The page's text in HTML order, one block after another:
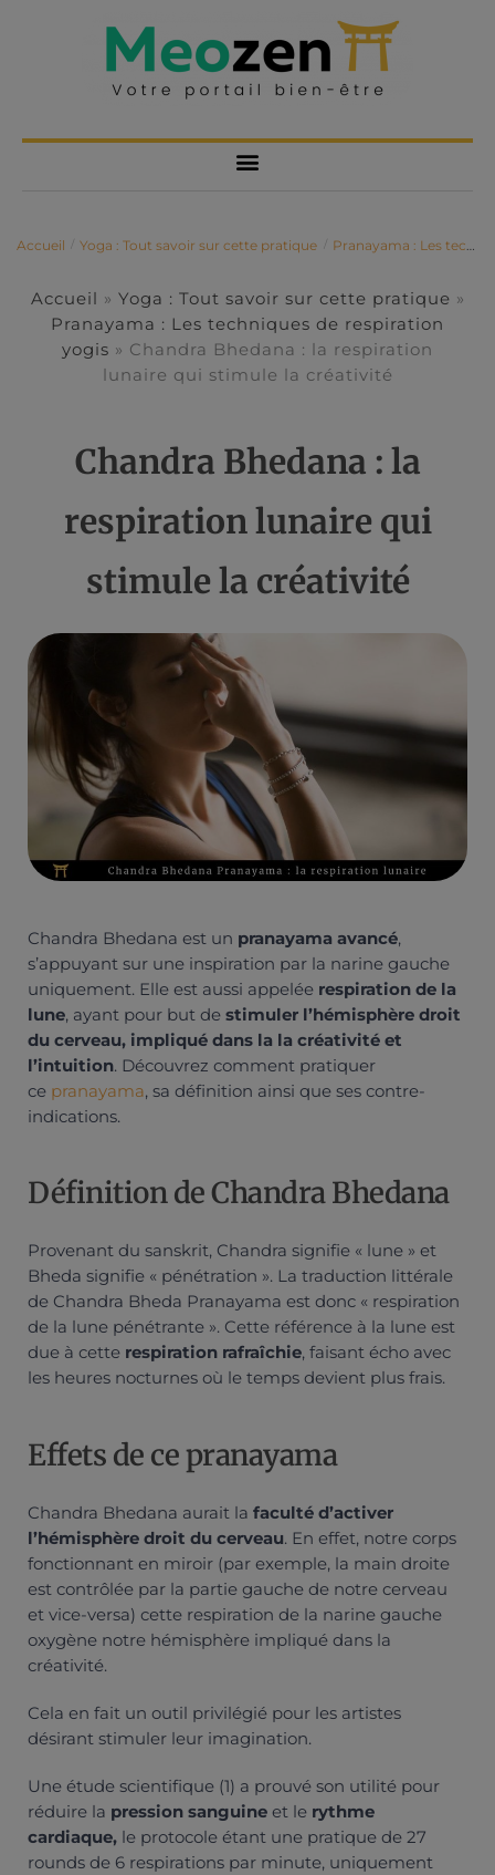
Accueil Yoga : Tout savoir sur cette pratique Pranayama : Les techniques de respiration yogis
Accueil » Yoga : Tout savoir sur cette pratique »
Pranayama : Les techniques de respiration
yogis » Chandra Bhedana : la respiration
lunaire qui stimule la créativité
Chandra Bhedana : la
respiration lunaire qui
stimule la créativité
Chandra Bhedana est un pranayama avancé,
s’appuyant sur une inspiration par la narine gauche
uniquement. Elle est aussi appelée respiration de la
lune, ayant pour but de stimuler l’hémisphère droit
du cerveau, impliqué dans la la créativité et
l’intuition. Découvrez comment pratiquer
ce pranayama, sa définition ainsi que ses contre-
indications.
Définition de Chandra Bhedana
Provenant du sanskrit, Chandra signifie « lune » et
Bheda signifie « pénétration ». La traduction littérale
de Chandra Bheda Pranayama est donc « respiration
de la lune pénétrante ». Cette référence à la lune est
due à cette respiration rafraîchie, faisant écho avec
les heures nocturnes où le temps devient plus frais.
Effets de ce pranayama
Chandra Bhedana aurait la faculté d’activer
l’hémisphère droit du cerveau. En effet, notre corps
fonctionnant en miroir (par exemple, la main droite
est contrôlée par la partie gauche de notre cerveau
et vice-versa) cette respiration de la narine gauche
oxygène notre hémisphère impliqué dans la
créativité.
Cela en fait un outil privilégié pour les artistes
désirant stimuler leur imagination.
Une étude scientifique (1) a prouvé son utilité pour
réduire la pression sanguine et le rythme
cardiaque, le protocole étant une pratique de 27
rounds de 6 respirations par minute, uniquement